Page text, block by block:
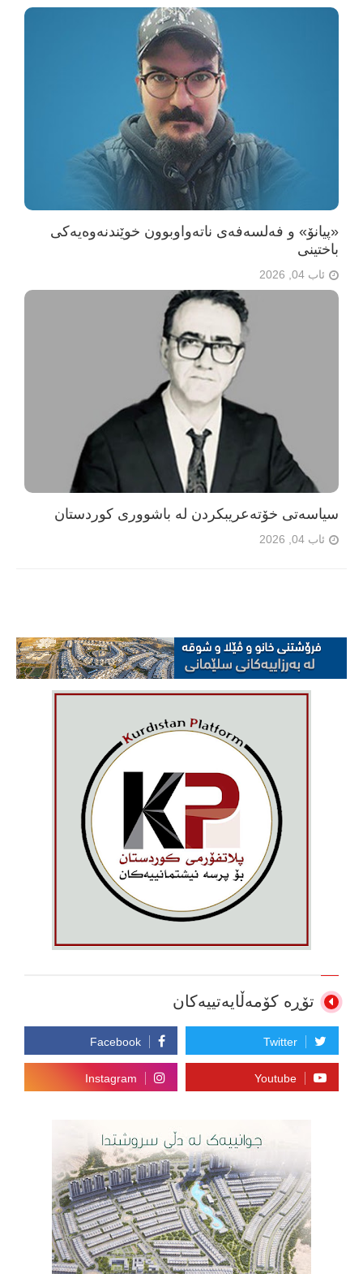
«پیانۆ» و فەلسەفەی ناتەواوبوون خوێندنەوەیەکی
باختینی
ئاب 04, 2026
سیاسەتی خۆتەعریبکردن لە باشووری کوردستان
ئاب 04, 2026
تۆڕە کۆمەڵایەتییەکان